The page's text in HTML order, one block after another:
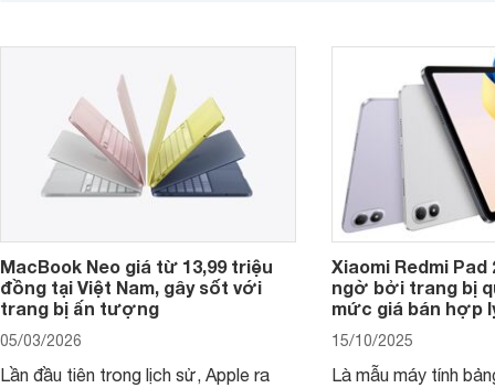
MacBook đáng cân nhắc dành cho
MacBook Neo giá từ 13,99 triệu
đồng tại Việt Nam, gây sốt với
trang bị ấn tượng
05/03/2026
Lần đầu tiên trong lịch sử, Apple ra
Xiaomi Redmi Pad
ngờ bởi trang bị
mức giá bán hợp
15/10/2025
Là mẫu máy tính